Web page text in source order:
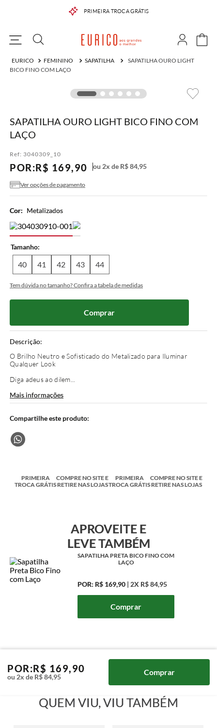
PRIMEIRA TROCA GRÁTIS
FEMININO SAPATILHA
SAPATILHA OURO LIGHT
BICO FINO COM LAÇO
SAPATILHA OURO LIGHT BICO FINO COM
LAÇO
Ref: 3040309_10
POR:R$ 169,90 ou 2x de R$ 84,95
Ver opções de pagamento
Cor: Metalizados
Tamanho
40 41 42 43 44
Tem dúvida no tamanho? Confira a tabela de medidas
Comprar
Descrição:
O Brilho Neutro e Sofisticado do Metalizado para Iluminar
Qualquer Look
Diga adeus ao dilem...
Mais informações
PRIMEIRA
TROCA GRÁTIS
COMPRE NO SITE E
RETIRE NAS LOJAS
PRIMEIRA
TROCA GRÁTIS
COMPRE NO SITE E
RETIRE NAS LOJAS
APROVEITE E
LEVE TAMBÉM
SAPATILHA PRETA BICO FINO COM
LAÇO
POR: R$ 169,90 2X R$ 84,95
Comprar
POR:R$ 169,90
ou 2x de R$84,95
Comprar
QUEM VIU, VIU TAMBÉM